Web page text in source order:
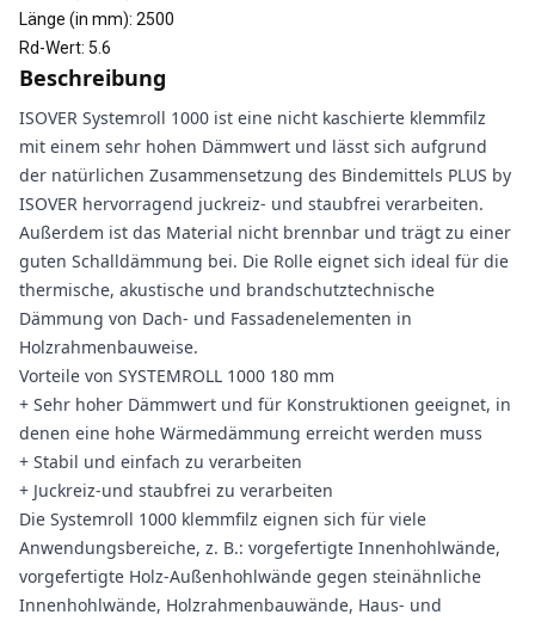
Länge (in mm): 2500
Rd-Wert: 5.6
Beschreibung
ISOVER Systemroll 1000 ist eine nicht kaschierte klemmfilz
mit einem sehr hohen Dämmwert und lässt sich aufgrund
der natürlichen Zusammensetzung des Bindemittels PLUS by
ISOVER hervorragend juckreiz- und staubfrei verarbeiten.
Außerdem ist das Material nicht brennbar und trägt zu einer
guten Schalldämmung bei. Die Rolle eignet sich ideal für die
thermische, akustische und brandschutztechnische
Dämmung von Dach- und Fassadenelementen in
Holzrahmenbauweise.
Vorteile von SYSTEMROLL 1000 180 mm
+ Sehr hoher Dämmwert und für Konstruktionen geeignet, in
denen eine hohe Wärmedämmung erreicht werden muss
+ Stabil und einfach zu verarbeiten
+ Juckreiz-und staubfrei zu verarbeiten
Die Systemroll 1000 klemmfilz eignen sich für viele
Anwendungsbereiche, z. B.: vorgefertigte Innenhohlwände,
vorgefertigte Holz-Außenhohlwände gegen steinähnliche
Innenhohlwände, Holzrahmenbauwände, Haus- und